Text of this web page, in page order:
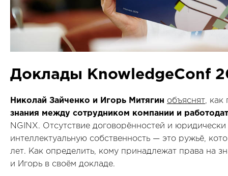
Доклады KnowledgeConf
Николай Зайченко и Игорь Митягин объяснят ,
знания между сотрудником компании и
NGINX. Отсутствие договорённостей и
интеллектуальную собственность — это ружьё,
лет. Как определить, кому принадлежат права на
и Игорь в своём докладе.